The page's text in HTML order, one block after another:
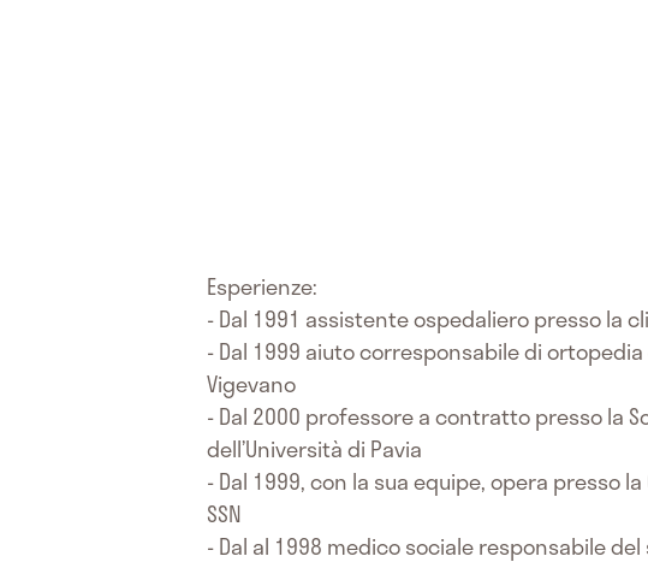
Esperienze:
- Dal 1991 assistente ospedaliero presso la
- Dal 1999 aiuto corresponsabile di
Vigevano
- Dal 2000 professore a contratto presso la
dell’Università di Pavia
- Dal 1999, con la sua equipe, opera presso
SSN
- Dal al 1998 medico sociale responsabile